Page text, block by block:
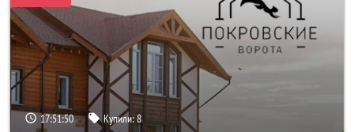
17:51:47 Купили:8